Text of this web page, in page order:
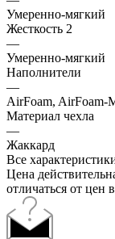
Умеренно-мягкий
Жесткость 2
—
Умеренно-мягкий
Наполнители
—
AirFoam, AirFoam-
Материал чехла
—
Жаккард
Все
Цена
отличаться от цен